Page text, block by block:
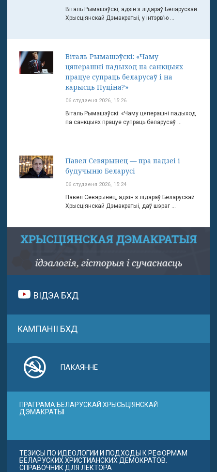
Віталь Рымашэўскі, адзін з лідараў Беларускай
Хрысціянскай Дэмакратыі, у інтэрв’ю ...
Віталь Рымашэўскі: «Чаму
цяперашні падыход па санкцыях
працуе супраць беларусаў і на
карысць Пуціна?»
06 студзеня 2026, 15:26
Віталь Рымашэўскі: «Чаму цяперашні падыход
па санкцыях працуе супраць беларусаў ...
Павел Севярынец — пра падзеі і
будучыню Беларусі
06 студзеня 2026, 15:24
Павел Севярынец, адзін з лідараў Беларускай
Хрысціянскай Дэмакратыі, даў шэраг ...
ВІДЭА БХД
КАМПАНІІ БХД
ПАКАЯННЕ
ПРАГРАМА БЕЛАРУСКАЙ ХРЫСЬЦІЯНСКАЙ
ДЭМАКРАТЫІ
ТЕЗИСЫ ПО ИДЕОЛОГИИ И ПОДХОДЫ К РЕФОРМАМ
БЕЛАРУСКИХ ХРИСТИАНСКИХ ДЕМОКРАТОВ.
СПРАВОЧНИК ДЛЯ ЛЕКТОРА